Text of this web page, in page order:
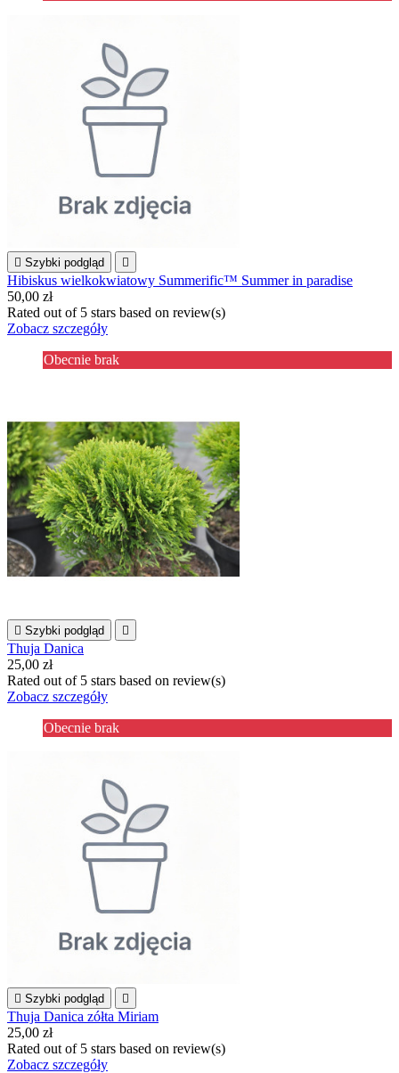
 Szybki podgląd 
Hibiskus wielkokwiatowy Summerific™ Summer in paradise
50,00 zł
Rated out of 5 stars based on review(s)
Zobacz szczegóły
Obecnie brak
 Szybki podgląd 
Thuja Danica
25,00 zł
Rated out of 5 stars based on review(s)
Zobacz szczegóły
Obecnie brak
 Szybki podgląd 
Thuja Danica zółta Miriam
25,00 zł
Rated out of 5 stars based on review(s)
Zobacz szczegóły